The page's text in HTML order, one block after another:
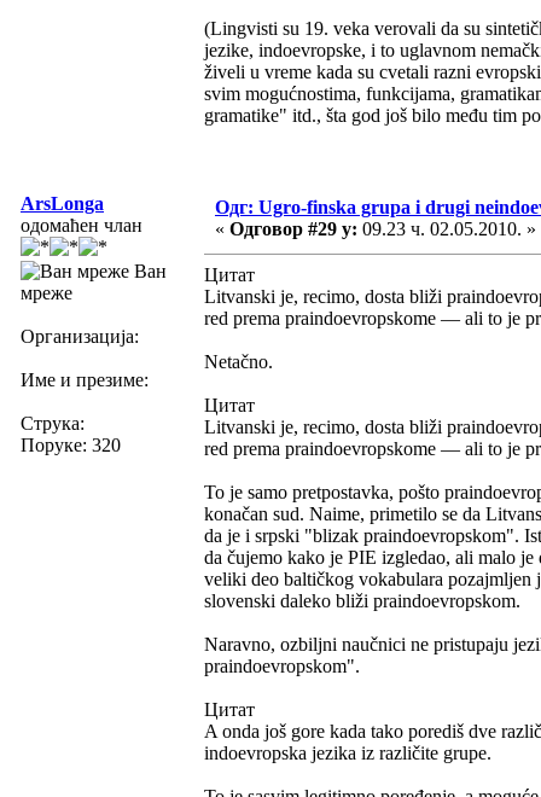
(Lingvisti su 19. veka verovali da su
jezike, indoevropske, i to uglavnom
živeli u vreme kada su cvetali razni
svim mogućnostima, funkcijama,
gramatike" itd., šta god još bilo među tim
ArsLonga
одомаћен члан
Ван
мреже
Организација:
Име и презиме:
Струка:
Поруке: 320
Одг: Ugro-finska grupa i drugi
« Одговор #29 у: 09.23 ч. 02.05.2010. »
Цитат
Litvanski je, recimo, dosta bliži
red prema praindoevropskome — ali to je
Netačno.
Цитат
Litvanski je, recimo, dosta bliži
red prema praindoevropskome — ali to je
To je samo pretpostavka, pošto
konačan sud. Naime, primetilo se da
da je i srpski "blizak praindoevropskom".
da čujemo kako je PIE izgledao, ali malo
veliki deo baltičkog vokabulara pozajmljen
slovenski daleko bliži praindoevropskom.
Naravno, ozbiljni naučnici ne pristupaju
praindoevropskom".
Цитат
A onda još gore kada tako porediš dve
indoevropska jezika iz različite grupe.